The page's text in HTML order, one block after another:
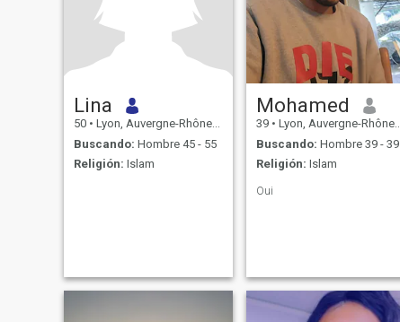
Lina
50 • Lyon, Auvergne-Rhône-Alpes, Francia
Buscando: Hombre 45 - 55
Religión: Islam
Mohamed
39 • Lyon, Auvergne-Rhône-Alpes, Francia
Buscando: Hombre 39 - 39
Religión: Islam
Oui